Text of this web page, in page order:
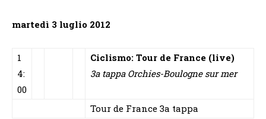
martedì 3 luglio 2012
1
4:
00
Ciclismo: Tour de France (live)
3a tappa Orchies-Boulogne sur mer
Tour de France 3a tappa